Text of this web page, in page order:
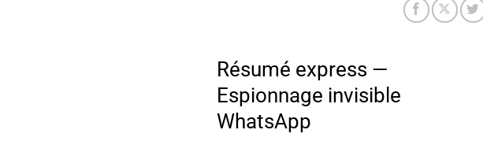
Résumé express —
Espionnage invisible
WhatsApp